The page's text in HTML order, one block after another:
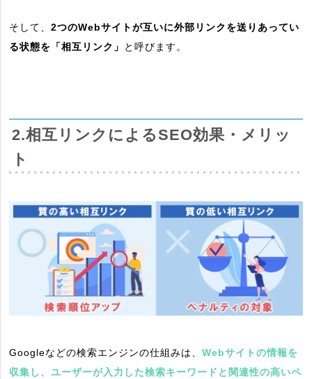
そして、2つのWebサイトが互いに外部リンクを送りあってい
る状態を「相互リンク」
と呼びます。
2.相互リンクによるSEO効果・メリッ
ト
Googleなどの検索エンジンの仕組みは、Webサイトの情報を
収集し、ユーザーが入力した検索キーワードと関連性の高いペ